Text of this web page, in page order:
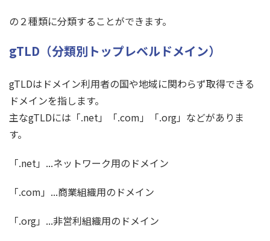
の２種類に分類することができます。
gTLD（分類別トップレベルドメイン）
gTLDはドメイン利用者の国や地域に関わらず取得できる
ドメインを指します。
主なgTLDには「.net」「.com」「.org」などがありま
す。
「.net」...ネットワーク用のドメイン
「.com」...商業組織用のドメイン
「.org」...非営利組織用のドメイン